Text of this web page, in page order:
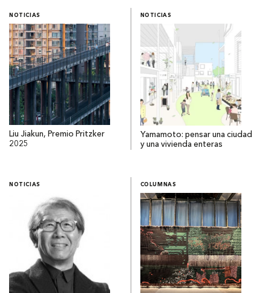
NOTICIAS
Liu Jiakun, Premio Pritzker
2025
NOTICIAS
Yamamoto: pensar una ciudad
y una vivienda enteras
NOTICIAS COLUMNAS